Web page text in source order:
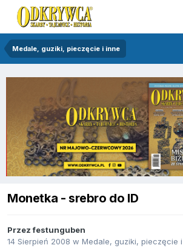
Medale, guziki, pieczęcie i inne
Monetka - srebro do ID
Przezfestunguben
14 Sierpień 2008 w Medale, guziki, pieczęcie